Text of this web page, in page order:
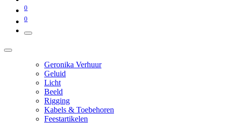
0
0
Geronika Verhuur
Geluid
Licht
Beeld
Rigging
Kabels & Toebehoren
Feestartikelen